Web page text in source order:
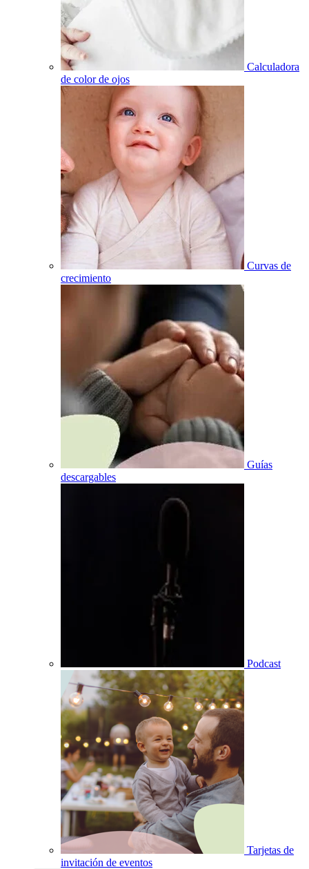
Calculadora
de color de ojos
Curvas de
crecimiento
Guías
descargables
Podcast
Tarjetas de
invitación de eventos